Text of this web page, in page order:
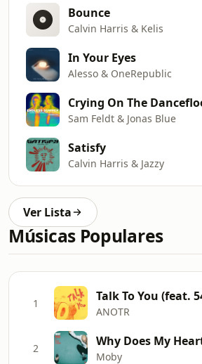
Bounce
Calvin Harris & Kelis
In Your Eyes
Alesso & OneRepublic
Crying On The
Sam Feldt & Jonas Blue
Satisfy
Calvin Harris & Jazzy
Ver Lista
Músicas Populares
1 Talk To You (feat.
ANOTR
2
Moby